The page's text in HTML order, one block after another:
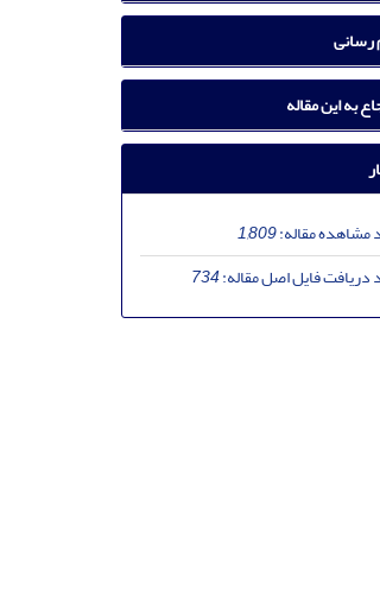
به این مقاله
مشاهده مقاله:1,809
دریافت فایل اصل مقاله:734